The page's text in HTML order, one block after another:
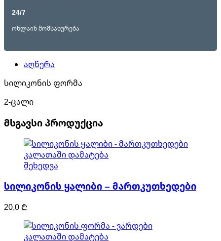
24/7
ონლაინ მომსახურება
აღწერა
სილიკონის ფორმა
2-ცალი
მსგავსი პროდუქცია
კალათაში დამატება
შეხედვა
სილიკონის ყალიბი – მართკუთხედები
20,0 ₾
კალათაში დამატება